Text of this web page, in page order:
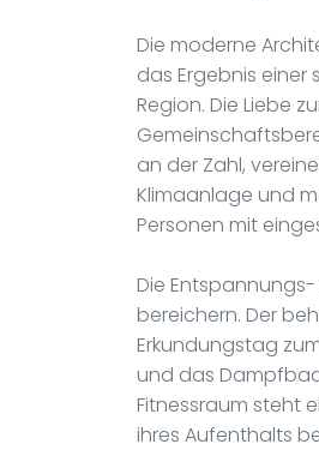
Die moderne
das Ergebnis
Region. Die Liebe
an der Zahl,
Klimaanlage und
Personen mit
Die
bereichern. Der
Erkundungstag
und das
Fitnessraum steht
ihres Aufenthalts